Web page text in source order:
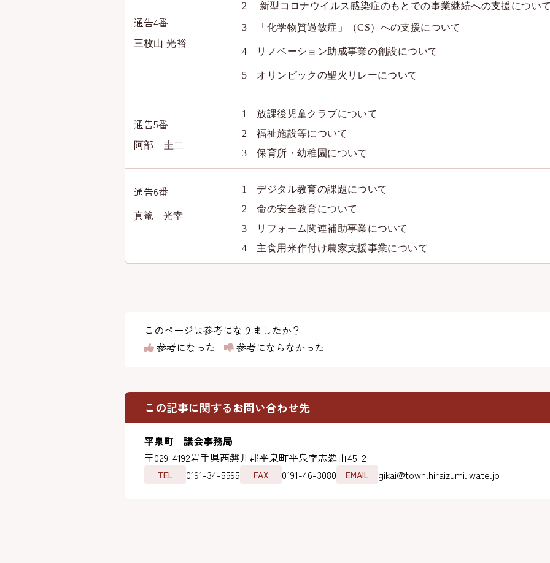
通告4番
三枚山 光裕
2
新型コロナウイルス感染症のもとでの事業継続への支援につい
3 「化学物質過敏症」（CS）への支援について
4 リノベーション助成事業の創設について
5 オリンピックの聖火リレーについて
通告5番
阿部 圭二
1 放課後児童クラブについて
2 福祉施設等について
3 保育所・幼稚園について
通告6番
真篭 光幸
1 デジタル教育の課題について
2 命の安全教育について
3 リフォーム関連補助事業について
4 主食用米作付け農家支援事業について
このページは参考になりましたか？
参考になった
参考にならなかった
この記事に関するお問い合わせ先
平泉町 議会事務局
〒029-4192岩手県西磐井郡平泉町平泉字志羅山45-2
TEL 0191-34-5595 FAX 0191-46-3080 EMAIL gikai@town.hiraizumi.iwate.jp